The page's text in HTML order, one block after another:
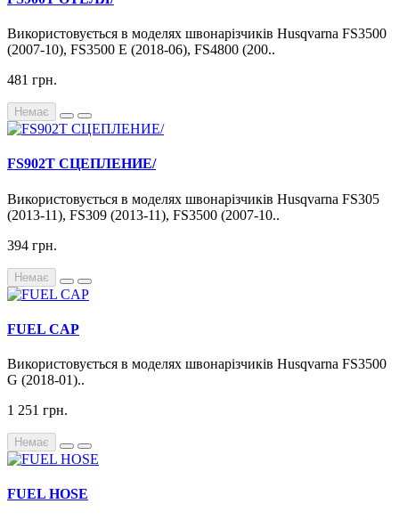
Використовується в моделях швонарізчиків Husqvarna FS3500
(2007-10), FS3500 E (2018-06), FS4800 (200..
481 грн.
Немає
FS902T СЦЕПЛЕНИЕ/
Використовується в моделях швонарізчиків Husqvarna FS305
(2013-11), FS309 (2013-11), FS3500 (2007-10..
394 грн.
Немає
FUEL CAP
Використовується в моделях швонарізчиків Husqvarna FS3500
G (2018-01)..
1 251 грн.
Немає
FUEL HOSE